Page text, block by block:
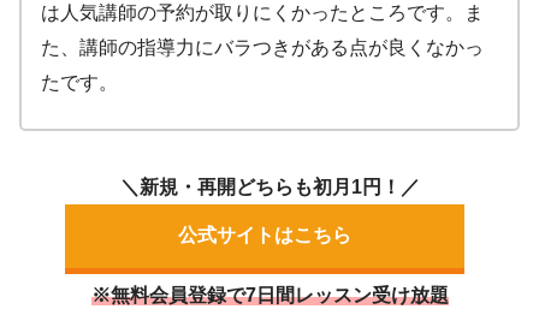
は人気講師の予約が取りにくかったところです。ま
た、講師の指導力にバラつきがある点が良くなかっ
たです。
＼新規・再開どちらも初月1円！／
公式サイトはこちら
※無料会員登録で7日間レッスン受け放題